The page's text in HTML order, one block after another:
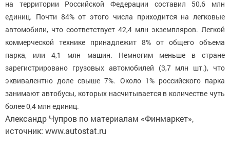
на территории Российской Федерации составил 50,6 млн
единиц. Почти 84% от этого числа приходится на легковые
автомобили, что соответствует 42,4 млн экземпляров. Легкой
коммерческой технике принадлежит 8% от общего объема
парка, или 4,1 млн машин. Немногим меньше в стране
зарегистрировано грузовых автомобилей (3,7 млн шт.), что
эквивалентно доле свыше 7%. Около 1% российского парка
занимают автобусы, которых насчитывается в количестве чуть
более 0,4 млн единиц.
Александр Чупров по материалам «Финмаркет»,
источник: www.autostat.ru